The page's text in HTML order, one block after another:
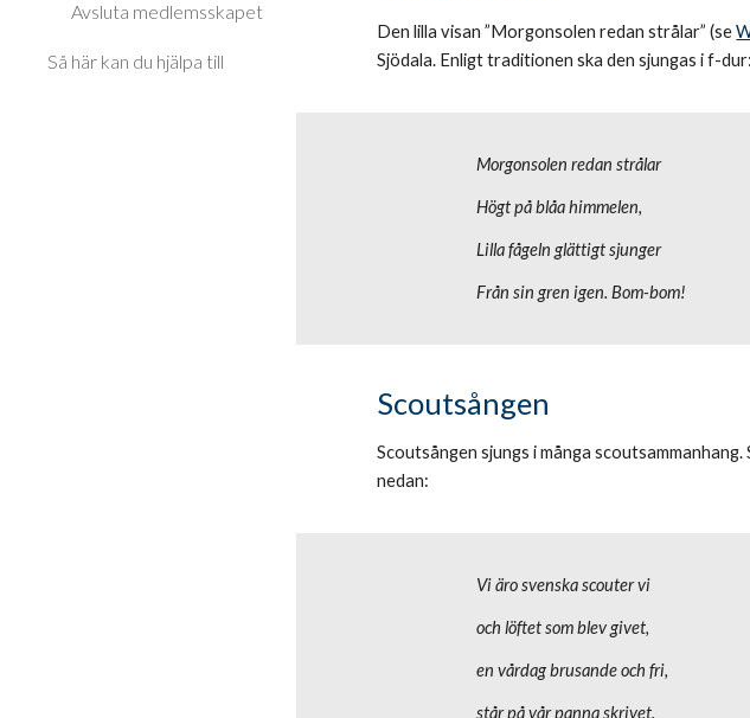
Avsluta medlemsskapet
Så här kan du hjälpa till
Den lilla visan ”Morgonsolen redan strålar” (se
Sjödala. Enligt traditionen ska den sjungas i f-dur:
Morgonsolen redan strålar
Högt på blåa himmelen,
Lilla fågeln glättigt sjunger
Från sin gren igen. Bom-bom!
Scoutsången
Scoutsången sjungs i många
nedan:
Vi äro svenska scouter vi
och löftet som blev givet,
en vårdag brusande och fri,
står på vår panna skrivet.